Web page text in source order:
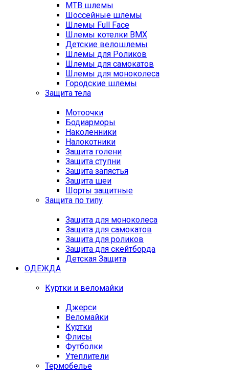
MTB шлемы
Шоссейные шлемы
Шлемы Full Face
Шлемы котелки BMX
Детские велошлемы
Шлемы для Роликов
Шлемы для самокатов
Шлемы для моноколеса
Городские шлемы
Защита тела
Мотоочки
Бодиарморы
Наколенники
Налокотники
Защита голени
Защита ступни
Защита запястья
Защита шеи
Шорты защитные
Защита по типу
Защита для моноколеса
Защита для самокатов
Защита для роликов
Защита для скейтборда
Детская Защита
ОДЕЖДА
Куртки и веломайки
Джерси
Веломайки
Куртки
Флисы
Футболки
Утеплители
Термобелье